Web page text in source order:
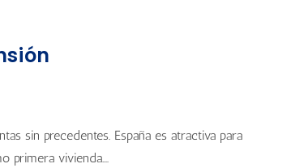
sin precedentes. España es atractiva para
primera vivienda.…